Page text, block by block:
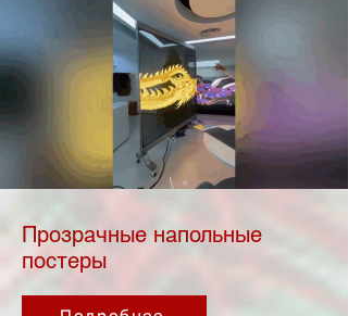
Прозрачные напольные
постеры